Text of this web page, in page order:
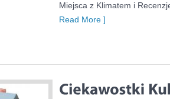
Miejsca z Klimatem i
Read More ]